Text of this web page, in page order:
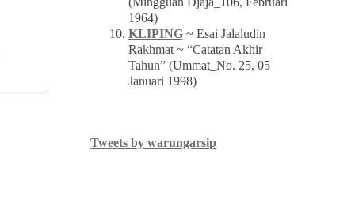
1964)
KLIPING~ Esai Jalaludin
Rakhmat ~ “Catatan Akhir
Tahun” (Ummat_No. 25, 05
Januari 1998)
Tweets by warungarsip